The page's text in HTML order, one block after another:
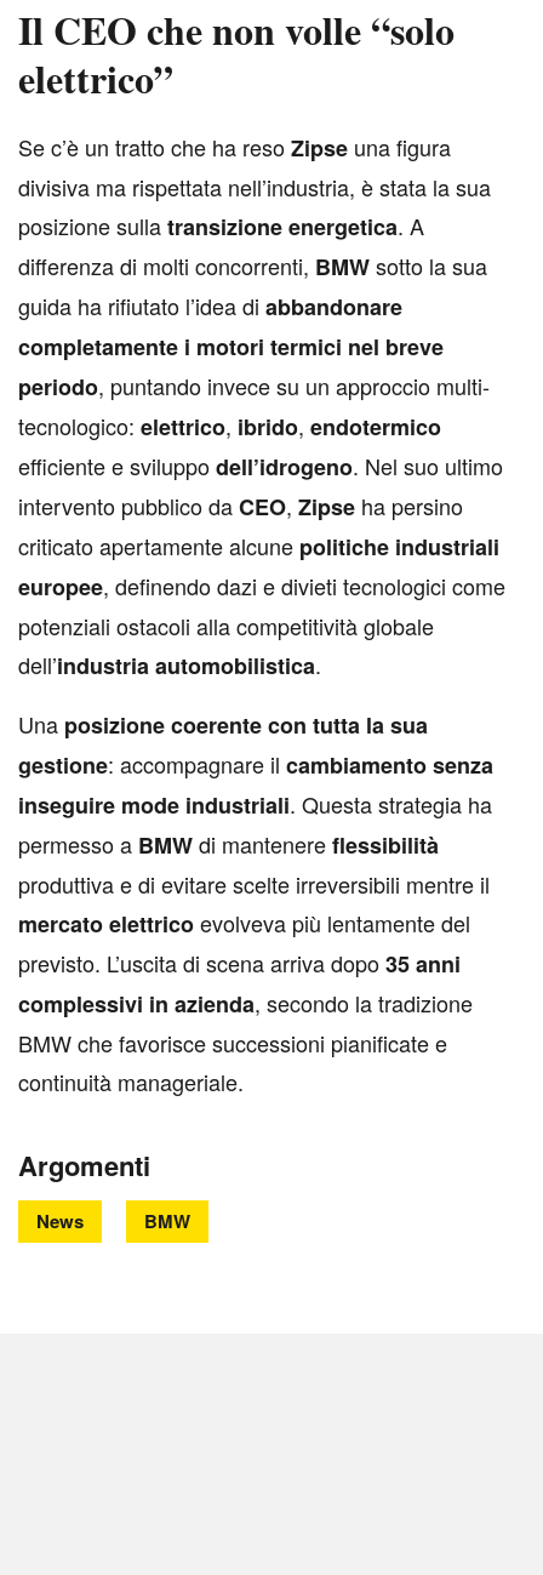
Il CEO che non volle “solo
elettrico”
Se c’è un tratto che ha resoZipse una figura
divisiva ma rispettata nell’industria, è stata la sua
posizione sullatransizione energetica. A
differenza di molti concorrenti, BMWsotto la sua
guida ha rifiutato l’idea di abbandonare
completamente i motori termici nel breve
periodo, puntando invece su un approccio multi-
tecnologico: elettrico, ibrido, endotermico
efficiente e sviluppodell’idrogeno. Nel suo ultimo
intervento pubblico daCEO, Zipse ha persino
criticato apertamente alcune politiche industriali
europee, definendo dazi e divieti tecnologici come
potenziali ostacoli alla competitività globale
dell’industria automobilistica.
Una posizione coerente con tutta la sua
gestione: accompagnare il cambiamento senza
inseguire mode industriali. Questa strategia ha
permesso a BMWdi mantenereflessibilità
produttiva e di evitare scelte irreversibili mentre il
mercato elettricoevolveva più lentamente del
previsto. L’uscita di scena arriva dopo35 anni
complessivi in azienda, secondo la tradizione
BMW che favorisce successioni pianificate e
continuità manageriale.
Argomenti
News BMW